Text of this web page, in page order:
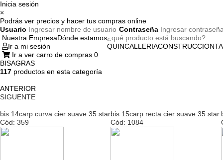
Inicia sesión
×
Podrás ver precios y hacer tus compras online
Usuario
Contraseña
Nuestra EmpresaDónde estamos
Ir a mi sesión
Ir a ver carro de compras 0
QUINCALLERIACONSTRUCCION
BISAGRAS
117 productos en esta categoría
ANTERIOR
SIGUENTE
bis 14carp curva cier suave 35 star
Cód: 359
bis 15carp recta cier suave 35 star
Cód: 1084